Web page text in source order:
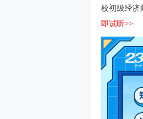
校初级经济
即试听>>